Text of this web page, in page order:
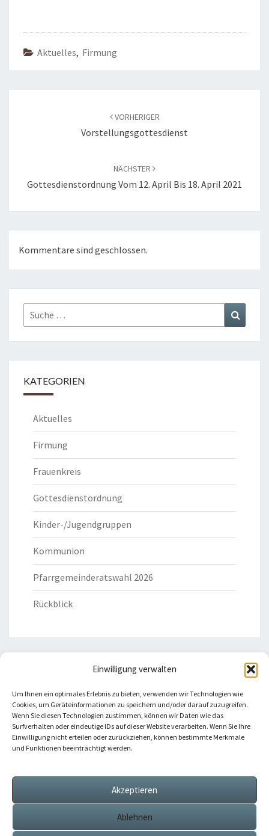
Einwilligung verwalten
Um Ihnen ein optimales Erlebnis zu bieten, verwenden wir Technologien wie
Cookies, um Geräteinformationen zu speichern und/oder darauf zuzugreifen.
Wenn Sie diesen Technologien zustimmen, können wir Daten wie das
Surfverhalten oder eindeutige IDs auf dieser Website verarbeiten. Wenn Sie Ihre
Einwilligung nicht erteilen oder zurückziehen, können bestimmte Merkmale
und Funktionen beeinträchtigt werden.
Akzeptieren
Ablehnen
Aktuelles, Firmung
VORHERIGER
Vorstellungsgottesdienst
NÄCHSTER
Gottesdienstordnung Vom 12. April Bis 18. April 2021
Kommentare sind geschlossen.
Suche
nach:
KATEGORIEN
Aktuelles
Firmung
Frauenkreis
Gottesdienstordnung
Kinder-/Jugendgruppen
Kommunion
Pfarrgemeinderatswahl 2026
Rückblick
Bistum Eichstätt
Caritas Verband